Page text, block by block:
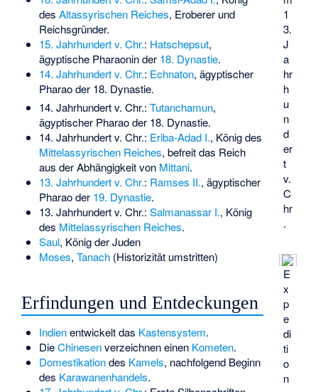
1
3.
J
a
hr
h
u
n
d
er
t
v.
C
hr
.
E
x
p
e
di
ti
o
n
des Altassyrischen Reiches, Eroberer und
Reichsgründer.
15. Jahrhundert v. Chr.: Hatschepsut,
ägyptische Pharaonin der 18. Dynastie.
14. Jahrhundert v. Chr.: Echnaton, ägyptischer
Pharao der 18. Dynastie.
14. Jahrhundert v. Chr.: Tutanchamun,
ägyptischer Pharao der 18. Dynastie.
14. Jahrhundert v. Chr.: Eriba-Adad I., König des
Mittelassyrischen Reiches, befreit das Reich
aus der Abhängigkeit von Mittani.
13. Jahrhundert v. Chr.: Ramses II., ägyptischer
Pharao der 19. Dynastie.
13. Jahrhundert v. Chr.: Salmanassar I., König
des Mittelassyrischen Reiches.
Saul, König der Juden
Moses, Tanach(Historizität umstritten)
Erfindungen und Entdeckungen
Indienentwickelt das Kastensystem.
DieChinesenverzeichnen einen Kometen.
Domestikationdes Kamels, nachfolgend Beginn
des Karawanenhandels.